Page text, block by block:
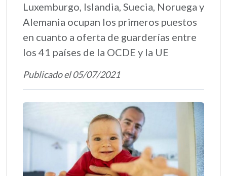
Luxemburgo, Islandia, Suecia, Noruega y
Alemania ocupan los primeros puestos
en cuanto a oferta de guarderías entre
los 41 países de la OCDE y la UE
Publicado el 05/07/2021